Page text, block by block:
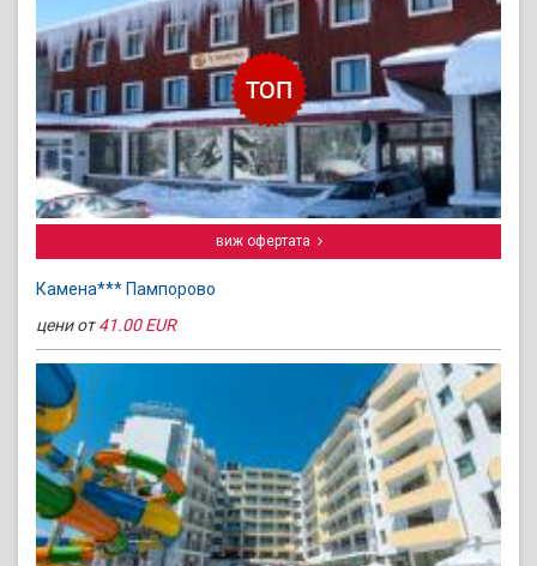
виж офертата
Камена*** Пампорово
цени от41.00 EUR